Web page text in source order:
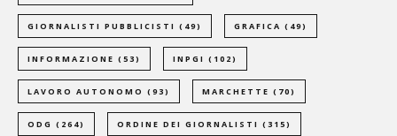
GIORNALISTI PUBBLICISTI (49) GRAFICA (49)
INFORMAZIONE (53) INPGI (102)
LAVORO AUTONOMO (93) MARCHETTE (70)
ODG (264) ORDINE DEI GIORNALISTI (315)